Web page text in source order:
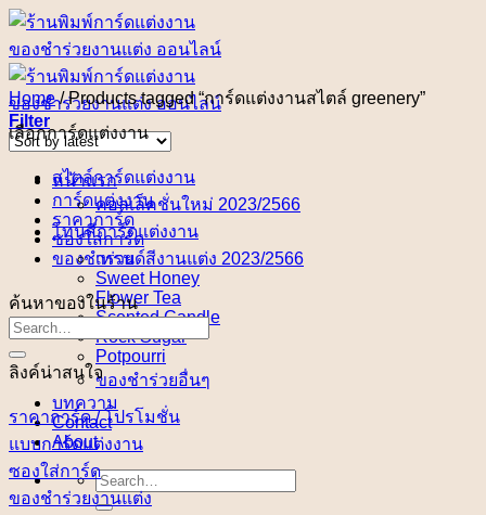
Skip
content
หน้าแรก
การ์ดแต่งงาน
ราคาการ์ด
ซองใส่การ์ด
ของชำร่วย
Sweet Honey
Flower Tea
Scented Candle
Rock Sugar
Potpourri
ของชำร่วยอื่นๆ
บทความ
Contact
About
Search
for:
Home /Products tagged “การ์ดแต่งงานสไตล์ greenery”
Filter
เลือกการ์ดแต่งงาน
สไตล์การ์ดแต่งงาน
คอลเล็คชั่นใหม่ 2023/2566
โทนสีการ์ดแต่งงาน
เทรนด์สีงานแต่ง 2023/2566
ค้นหาของในร้าน
ลิงค์น่าสนใจ
ราคาการ์ด / โปรโมชั่น
แบบการ์ดแต่งงาน
ซองใส่การ์ด
ของชำร่วยงานแต่ง